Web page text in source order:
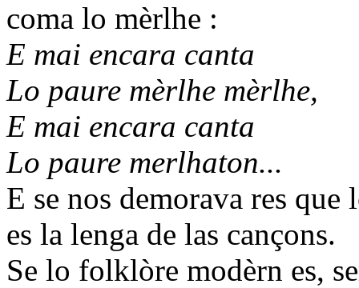
coma lo mèrlhe :
E mai encara canta
Lo paure mèrlhe mèrlhe,
E mai encara canta
Lo paure merlhaton...
E se nos demorava res que
es la lenga de las cançons.
Se lo folklòre modèrn es,